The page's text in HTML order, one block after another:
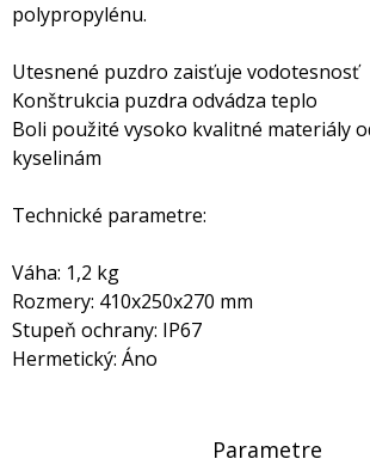
polypropylénu.
Utesnené puzdro zaisťuje vodotesnosť
Konštrukcia puzdra odvádza teplo
Boli použité vysoko kvalitné materiály
kyselinám
Technické parametre:
Váha: 1,2 kg
Rozmery: 410x250x270 mm
Stupeň ochrany: IP67
Hermetický: Áno
Parametre